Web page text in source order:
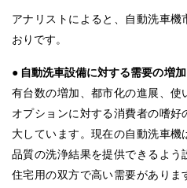
アナリストによると、自動洗車
おりです。
● 自動洗車設備に対する需要の増加
有台数の増加、都市化の進展、
オプションに対する消費者の嗜
大しています。現在の自動洗車
品質の洗浄結果を提供できるよ
住宅用の双方で高い需要がありま